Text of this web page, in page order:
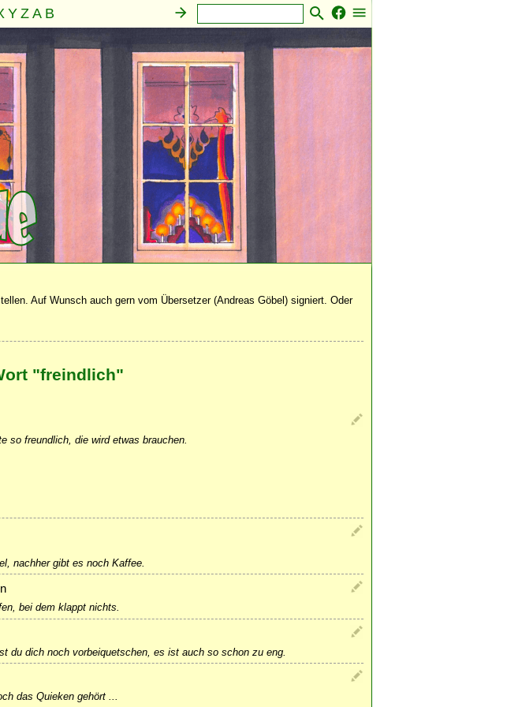
Y Z A B
Sonstiges
Auf Wunsch auch gern vom Übersetzer (Andreas Göbel) signiert. Oder
"freindlich"
so freundlich, die wird etwas brauchen.
nachher gibt es noch Kaffee.
bei dem klappt nichts.
du dich noch vorbeiquetschen, es ist auch so schon zu eng.
das Quieken gehört ...